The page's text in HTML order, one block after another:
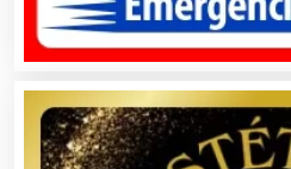
Audios para Eventos
Autobuses